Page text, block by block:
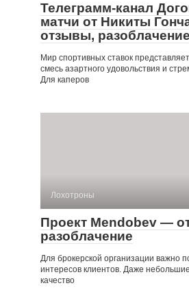
Телеграмм-канал
матчи от Никиты
отзывы, разоблачение
Мир спортивных ставок
смесь азартного удовольствия и
Для каперов
Лохотроны
Проект Mendobev —
разоблачение
Для брокерской организации важно
интересов клиентов. Даже
качество